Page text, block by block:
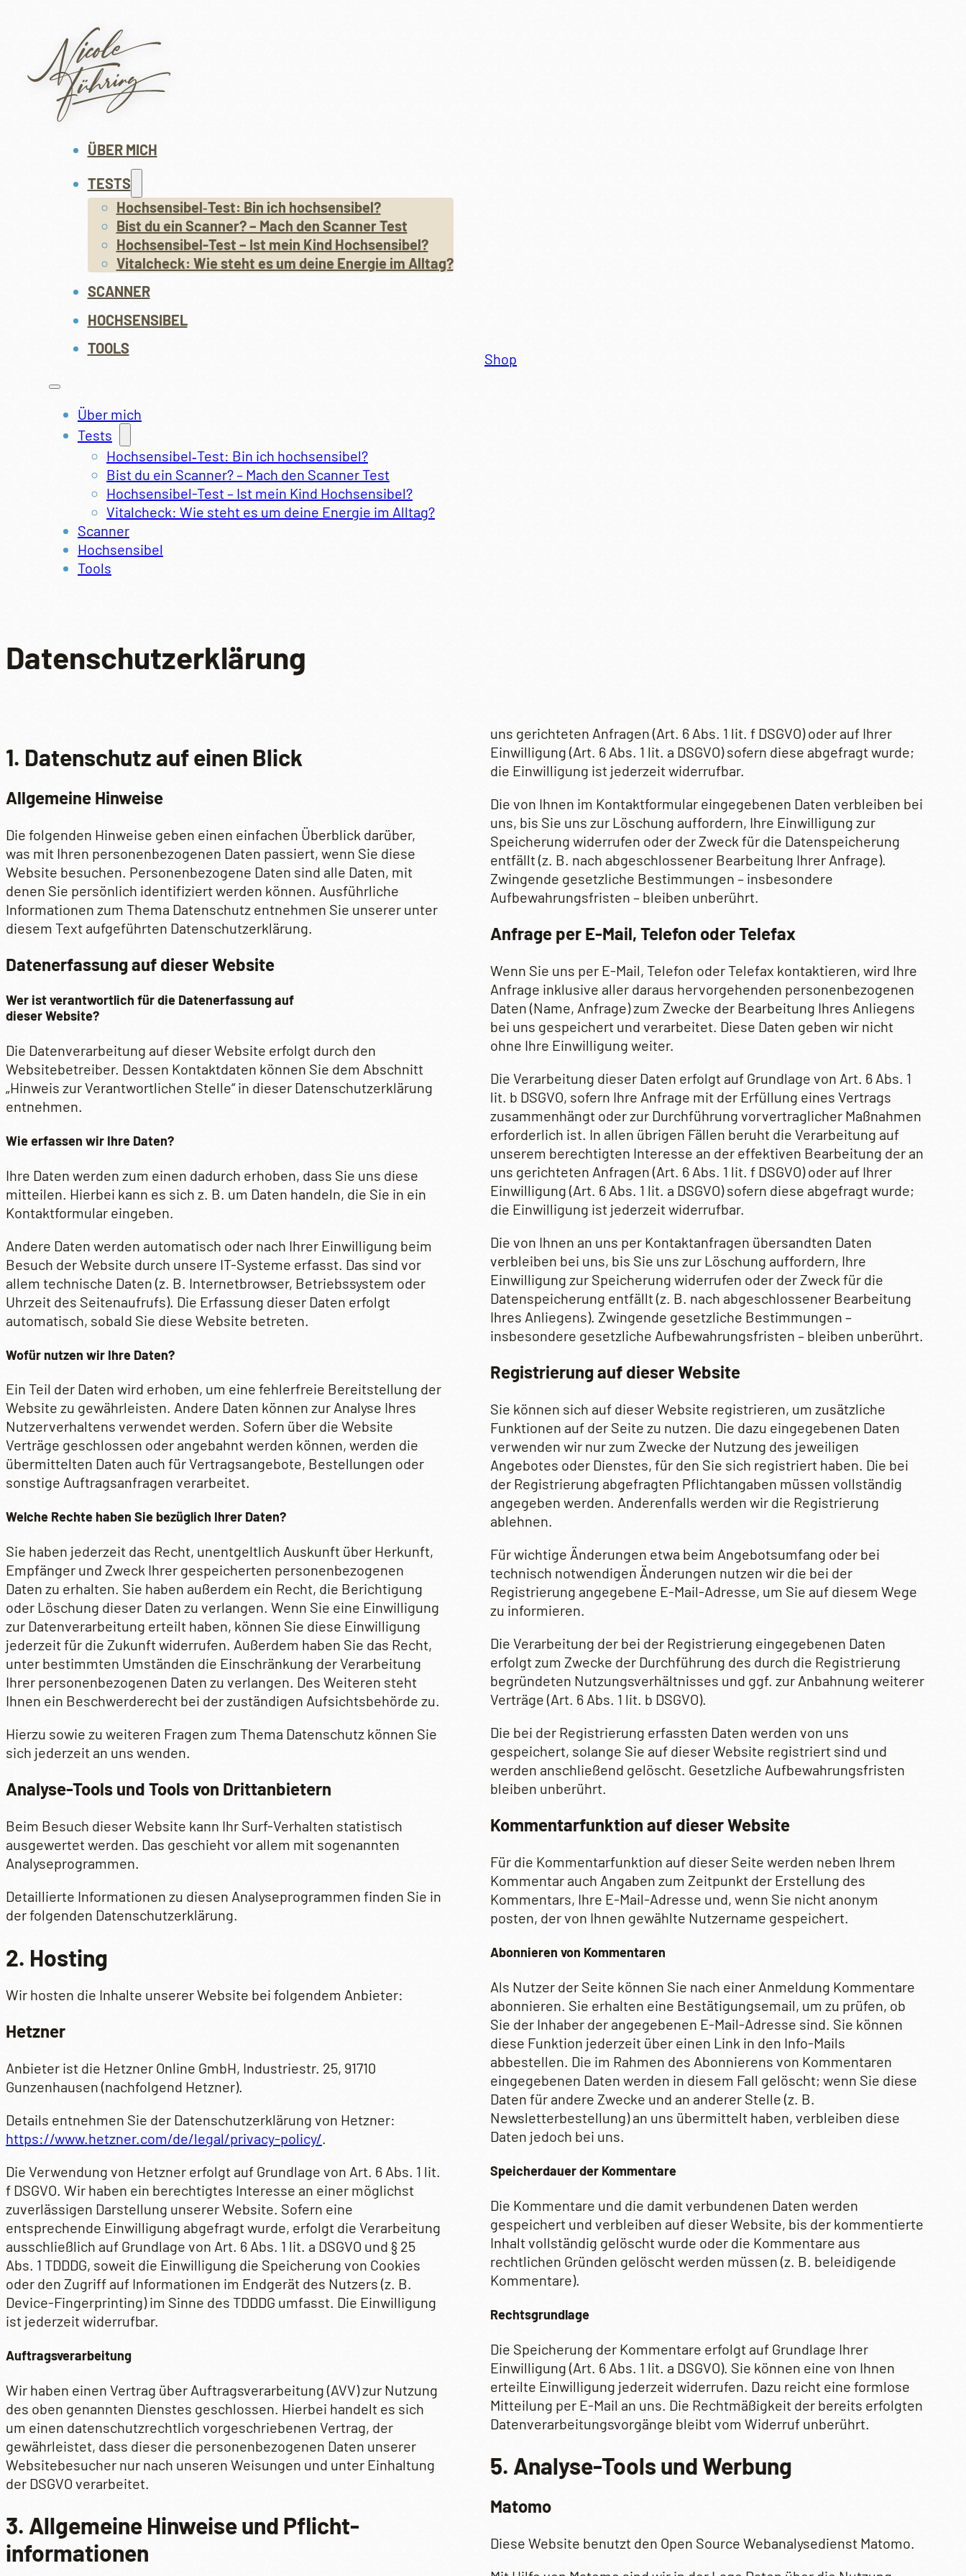
ÜBER MICH
TESTS
Hochsensibel‑Test: Bin ich hochsensibel?
Bist du ein Scanner? – Mach den Scanner Test
Hochsensibel-Test – Ist mein Kind Hochsensibel?
Vitalcheck: Wie steht es um deine Energie im Alltag?
SCANNER
HOCHSENSIBEL
TOOLS
Über mich
Tests
Hochsensibel‑Test: Bin ich hochsensibel?
Bist du ein Scanner? – Mach den Scanner Test
Hochsensibel-Test – Ist mein Kind Hochsensibel?
Vitalcheck: Wie steht es um deine Energie im Alltag?
Scanner
Hochsensibel
Tools
Shop
Datenschutzerklärung
1. Datenschutz auf einen Blick
Allgemeine Hinweise
Die folgenden Hinweise geben einen einfachen Überblick darüber,
was mit Ihren personenbezogenen Daten passiert, wenn Sie diese
Website besuchen. Personenbezogene Daten sind alle Daten, mit
denen Sie persönlich identifiziert werden können. Ausführliche
Informationen zum Thema Datenschutz entnehmen Sie unserer unter
diesem Text aufgeführten Datenschutzerklärung.
Datenerfassung auf dieser Website
Wer ist verantwortlich für die Datenerfassung auf
dieser Website?
Die Datenverarbeitung auf dieser Website erfolgt durch den
Websitebetreiber. Dessen Kontaktdaten können Sie dem Abschnitt
„Hinweis zur Verantwortlichen Stelle“ in dieser Datenschutzerklärung
entnehmen.
Wie erfassen wir Ihre Daten?
Ihre Daten werden zum einen dadurch erhoben, dass Sie uns diese
mitteilen. Hierbei kann es sich z. B. um Daten handeln, die Sie in ein
Kontaktformular eingeben.
Andere Daten werden automatisch oder nach Ihrer Einwilligung beim
Besuch der Website durch unsere IT-Systeme erfasst. Das sind vor
allem technische Daten (z. B. Internetbrowser, Betriebssystem oder
Uhrzeit des Seitenaufrufs). Die Erfassung dieser Daten erfolgt
automatisch, sobald Sie diese Website betreten.
Wofür nutzen wir Ihre Daten?
Ein Teil der Daten wird erhoben, um eine fehlerfreie Bereitstellung der
Website zu gewährleisten. Andere Daten können zur Analyse Ihres
Nutzerverhaltens verwendet werden. Sofern über die Website
Verträge geschlossen oder angebahnt werden können, werden die
übermittelten Daten auch für Vertragsangebote, Bestellungen oder
sonstige Auftragsanfragen verarbeitet.
Welche Rechte haben Sie bezüglich Ihrer Daten?
Sie haben jederzeit das Recht, unentgeltlich Auskunft über Herkunft,
Empfänger und Zweck Ihrer gespeicherten personenbezogenen
Daten zu erhalten. Sie haben außerdem ein Recht, die Berichtigung
oder Löschung dieser Daten zu verlangen. Wenn Sie eine Einwilligung
zur Datenverarbeitung erteilt haben, können Sie diese Einwilligung
jederzeit für die Zukunft widerrufen. Außerdem haben Sie das Recht,
unter bestimmten Umständen die Einschränkung der Verarbeitung
Ihrer personenbezogenen Daten zu verlangen. Des Weiteren steht
Ihnen ein Beschwerderecht bei der zuständigen Aufsichtsbehörde zu.
Hierzu sowie zu weiteren Fragen zum Thema Datenschutz können Sie
sich jederzeit an uns wenden.
Analyse-Tools und Tools von Dritt­anbietern
Beim Besuch dieser Website kann Ihr Surf-Verhalten statistisch
ausgewertet werden. Das geschieht vor allem mit sogenannten
Analyseprogrammen.
Detaillierte Informationen zu diesen Analyseprogrammen finden Sie in
der folgenden Datenschutzerklärung.
2. Hosting
Wir hosten die Inhalte unserer Website bei folgendem Anbieter:
Hetzner
Anbieter ist die Hetzner Online GmbH, Industriestr. 25, 91710
Gunzenhausen (nachfolgend Hetzner).
Details entnehmen Sie der Datenschutzerklärung von Hetzner:
https://www.hetzner.com/de/legal/privacy-policy/.
Die Verwendung von Hetzner erfolgt auf Grundlage von Art. 6 Abs. 1 lit.
f DSGVO. Wir haben ein berechtigtes Interesse an einer möglichst
zuverlässigen Darstellung unserer Website. Sofern eine
entsprechende Einwilligung abgefragt wurde, erfolgt die Verarbeitung
ausschließlich auf Grundlage von Art. 6 Abs. 1 lit. a DSGVO und § 25
Abs. 1 TDDDG, soweit die Einwilligung die Speicherung von Cookies
oder den Zugriff auf Informationen im Endgerät des Nutzers (z. B.
Device-Fingerprinting) im Sinne des TDDDG umfasst. Die Einwilligung
ist jederzeit widerrufbar.
Auftragsverarbeitung
Wir haben einen Vertrag über Auftragsverarbeitung (AVV) zur Nutzung
des oben genannten Dienstes geschlossen. Hierbei handelt es sich
um einen datenschutzrechtlich vorgeschriebenen Vertrag, der
gewährleistet, dass dieser die personenbezogenen Daten unserer
Websitebesucher nur nach unseren Weisungen und unter Einhaltung
der DSGVO verarbeitet.
3. Allgemeine Hinweise und Pflicht­
informationen
uns gerichteten Anfragen (Art. 6 Abs. 1 lit. f DSGVO) oder auf Ihrer
Einwilligung (Art. 6 Abs. 1 lit. a DSGVO) sofern diese abgefragt wurde;
die Einwilligung ist jederzeit widerrufbar.
Die von Ihnen im Kontaktformular eingegebenen Daten verbleiben bei
uns, bis Sie uns zur Löschung auffordern, Ihre Einwilligung zur
Speicherung widerrufen oder der Zweck für die Datenspeicherung
entfällt (z. B. nach abgeschlossener Bearbeitung Ihrer Anfrage).
Zwingende gesetzliche Bestimmungen – insbesondere
Aufbewahrungsfristen – bleiben unberührt.
Anfrage per E-Mail, Telefon oder Telefax
Wenn Sie uns per E-Mail, Telefon oder Telefax kontaktieren, wird Ihre
Anfrage inklusive aller daraus hervorgehenden personenbezogenen
Daten (Name, Anfrage) zum Zwecke der Bearbeitung Ihres Anliegens
bei uns gespeichert und verarbeitet. Diese Daten geben wir nicht
ohne Ihre Einwilligung weiter.
Die Verarbeitung dieser Daten erfolgt auf Grundlage von Art. 6 Abs. 1
lit. b DSGVO, sofern Ihre Anfrage mit der Erfüllung eines Vertrags
zusammenhängt oder zur Durchführung vorvertraglicher Maßnahmen
erforderlich ist. In allen übrigen Fällen beruht die Verarbeitung auf
unserem berechtigten Interesse an der effektiven Bearbeitung der an
uns gerichteten Anfragen (Art. 6 Abs. 1 lit. f DSGVO) oder auf Ihrer
Einwilligung (Art. 6 Abs. 1 lit. a DSGVO) sofern diese abgefragt wurde;
die Einwilligung ist jederzeit widerrufbar.
Die von Ihnen an uns per Kontaktanfragen übersandten Daten
verbleiben bei uns, bis Sie uns zur Löschung auffordern, Ihre
Einwilligung zur Speicherung widerrufen oder der Zweck für die
Datenspeicherung entfällt (z. B. nach abgeschlossener Bearbeitung
Ihres Anliegens). Zwingende gesetzliche Bestimmungen –
insbesondere gesetzliche Aufbewahrungsfristen – bleiben unberührt.
Registrierung auf dieser Website
Sie können sich auf dieser Website registrieren, um zusätzliche
Funktionen auf der Seite zu nutzen. Die dazu eingegebenen Daten
verwenden wir nur zum Zwecke der Nutzung des jeweiligen
Angebotes oder Dienstes, für den Sie sich registriert haben. Die bei
der Registrierung abgefragten Pflichtangaben müssen vollständig
angegeben werden. Anderenfalls werden wir die Registrierung
ablehnen.
Für wichtige Änderungen etwa beim Angebotsumfang oder bei
technisch notwendigen Änderungen nutzen wir die bei der
Registrierung angegebene E-Mail-Adresse, um Sie auf diesem Wege
zu informieren.
Die Verarbeitung der bei der Registrierung eingegebenen Daten
erfolgt zum Zwecke der Durchführung des durch die Registrierung
begründeten Nutzungsverhältnisses und ggf. zur Anbahnung weiterer
Verträge (Art. 6 Abs. 1 lit. b DSGVO).
Die bei der Registrierung erfassten Daten werden von uns
gespeichert, solange Sie auf dieser Website registriert sind und
werden anschließend gelöscht. Gesetzliche Aufbewahrungsfristen
bleiben unberührt.
Kommentar­funktion auf dieser Website
Für die Kommentarfunktion auf dieser Seite werden neben Ihrem
Kommentar auch Angaben zum Zeitpunkt der Erstellung des
Kommentars, Ihre E-Mail-Adresse und, wenn Sie nicht anonym
posten, der von Ihnen gewählte Nutzername gespeichert.
Abonnieren von Kommentaren
Als Nutzer der Seite können Sie nach einer Anmeldung Kommentare
abonnieren. Sie erhalten eine Bestätigungsemail, um zu prüfen, ob
Sie der Inhaber der angegebenen E-Mail-Adresse sind. Sie können
diese Funktion jederzeit über einen Link in den Info-Mails
abbestellen. Die im Rahmen des Abonnierens von Kommentaren
eingegebenen Daten werden in diesem Fall gelöscht; wenn Sie diese
Daten für andere Zwecke und an anderer Stelle (z. B.
Newsletterbestellung) an uns übermittelt haben, verbleiben diese
Daten jedoch bei uns.
Speicherdauer der Kommentare
Die Kommentare und die damit verbundenen Daten werden
gespeichert und verbleiben auf dieser Website, bis der kommentierte
Inhalt vollständig gelöscht wurde oder die Kommentare aus
rechtlichen Gründen gelöscht werden müssen (z. B. beleidigende
Kommentare).
Rechtsgrundlage
Die Speicherung der Kommentare erfolgt auf Grundlage Ihrer
Einwilligung (Art. 6 Abs. 1 lit. a DSGVO). Sie können eine von Ihnen
erteilte Einwilligung jederzeit widerrufen. Dazu reicht eine formlose
Mitteilung per E-Mail an uns. Die Rechtmäßigkeit der bereits erfolgten
Datenverarbeitungsvorgänge bleibt vom Widerruf unberührt.
5. Analyse-Tools und Werbung
Matomo
Diese Website benutzt den Open Source Webanalysedienst Matomo.